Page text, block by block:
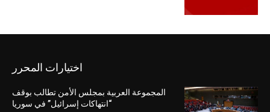
اختيارات المحرر
المجموعة العربية بمجلس الأمن تطالب بوقف
“انتهاكات إسرائيل” في سوريا